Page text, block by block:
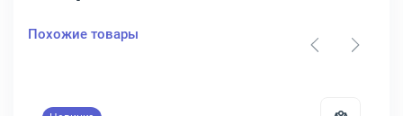
Похожие товары